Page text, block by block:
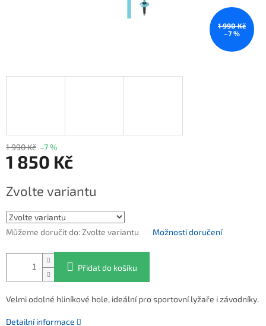
1 990 Kč
–7 %
1 990 Kč –7 %
1 850 Kč
Zvolte variantu
Můžeme doručit do:Zvolte variantu Možnosti doručení
Přidat do košíku
Velmi odolné hliníkové hole, ideální pro sportovní lyžaře i závodníky.
Detailní informace